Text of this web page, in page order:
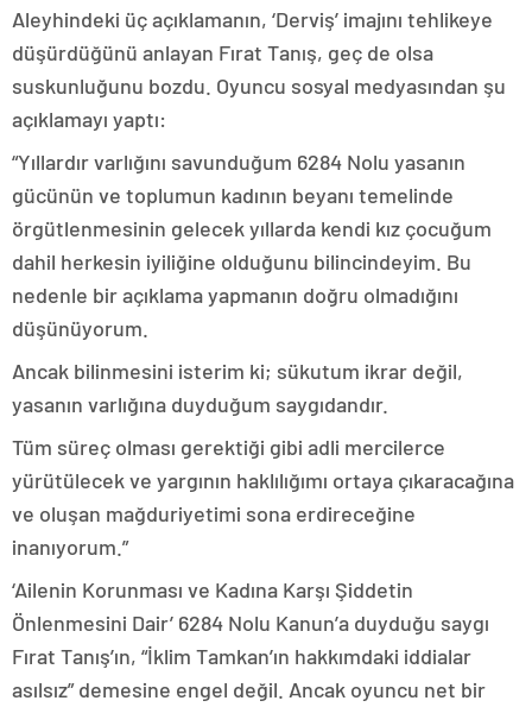
Aleyhindeki üç açıklamanın, ‘Derviş’ imajını tehlikeye
düşürdüğünü anlayan Fırat Tanış, geç de olsa
suskunluğunu bozdu. Oyuncu sosyal medyasından şu
açıklamayı yaptı:
“Yıllardır varlığını savunduğum 6284 Nolu yasanın
gücünün ve toplumun kadının beyanı temelinde
örgütlenmesinin gelecek yıllarda kendi kız çocuğum
dahil herkesin iyiliğine olduğunu bilincindeyim. Bu
nedenle bir açıklama yapmanın doğru olmadığını
düşünüyorum.
Ancak bilinmesini isterim ki; sükutum ikrar değil,
yasanın varlığına duyduğum saygıdandır.
Tüm süreç olması gerektiği gibi adli mercilerce
yürütülecek ve yargının haklılığımı ortaya çıkaracağına
ve oluşan mağduriyetimi sona erdireceğine
inanıyorum.”
‘Ailenin Korunması ve Kadına Karşı Şiddetin
Önlenmesini Dair’ 6284 Nolu Kanun’a duyduğu saygı
Fırat Tanış’ın, “İklim Tamkan’ın hakkımdaki iddialar
asılsız” demesine engel değil. Ancak oyuncu net bir